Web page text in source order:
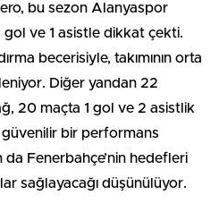
bu sezon Alanyaspor
gol ve 1 asistle dikkat çekti.
becerisiyle, takımının orta
Diğer yandan 22
20 maçta 1 gol ve 2 asistlik
güvenilir bir performans
Fenerbahçe’nin hedefleri
sağlayacağı düşünülüyor.